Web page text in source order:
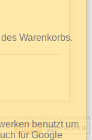
Warenkorbs.
benutzt um
für Google
Kenntlichmachung verwendet.